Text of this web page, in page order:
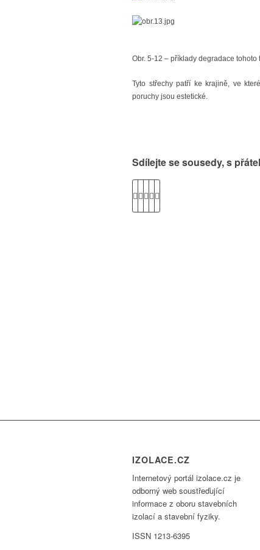
Obr. 5-12 – příklady degradace tohoto
Tyto střechy patří ke krajině, ve
poruchy jsou estetické.
Sdílejte se sousedy, s
IZOLACE.CZ
Internetový portál izolace.cz je
odborný web soustřeďující
informace z oboru stavebních
izolací a stavební fyziky.
ISSN 1213-6395